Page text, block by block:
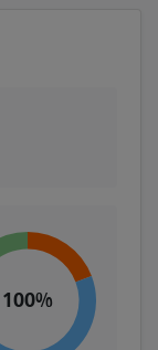
100%